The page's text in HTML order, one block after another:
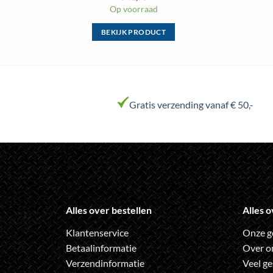
Op voorraad
BEKIJK PRODUCT
variaties.
kan
gekozen
worden
op
de
productpagina
Gratis verzending vanaf € 50,-
Alles over bestellen
Klantenservice
Betaalinformatie
Verzendinformatie
Alles
Onze
Over
Veel